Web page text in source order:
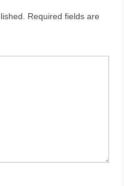
Required fields are